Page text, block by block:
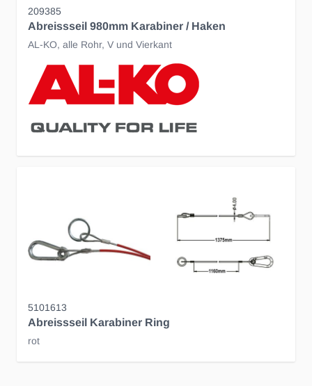
209385
Abreissseil 980mm Karabiner / Haken
AL-KO, alle Rohr, V und Vierkant
5101613
Abreissseil Karabiner Ring
rot